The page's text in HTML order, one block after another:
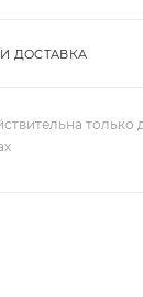
ДОСТАВКА
только